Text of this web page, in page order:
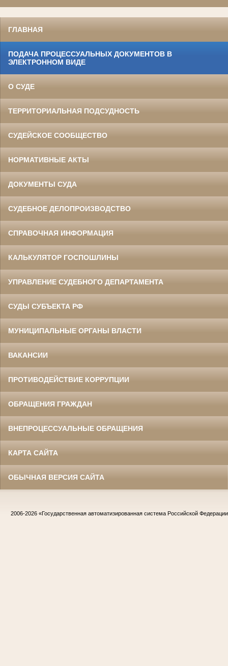
ГЛАВНАЯ
ПОДАЧА ПРОЦЕССУАЛЬНЫХ ДОКУМЕНТОВ В
ЭЛЕКТРОННОМ ВИДЕ
О СУДЕ
ТЕРРИТОРИАЛЬНАЯ ПОДСУДНОСТЬ
СУДЕЙСКОЕ СООБЩЕСТВО
НОРМАТИВНЫЕ АКТЫ
ДОКУМЕНТЫ СУДА
СУДЕБНОЕ ДЕЛОПРОИЗВОДСТВО
СПРАВОЧНАЯ ИНФОРМАЦИЯ
КАЛЬКУЛЯТОР ГОСПОШЛИНЫ
УПРАВЛЕНИЕ СУДЕБНОГО ДЕПАРТАМЕНТА
СУДЫ СУБЪЕКТА РФ
МУНИЦИПАЛЬНЫЕ ОРГАНЫ ВЛАСТИ
ВАКАНСИИ
ПРОТИВОДЕЙСТВИЕ КОРРУПЦИИ
ОБРАЩЕНИЯ ГРАЖДАН
ВНЕПРОЦЕССУАЛЬНЫЕ ОБРАЩЕНИЯ
КАРТА САЙТА
ОБЫЧНАЯ ВЕРСИЯ САЙТА
2006-2026 «Государственная автоматизированная система Российской